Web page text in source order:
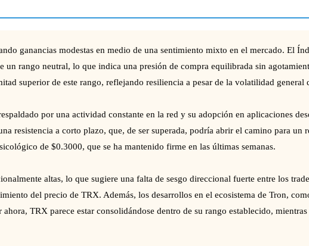
ganancias modestas en medio de una sentimiento mixto en el mercado. El
un rango neutral, lo que indica una presión de compra equilibrada sin
superior de este rango, reflejando resiliencia a pesar de la volatilidad general
por una actividad constante en la red y su adopción en aplicaciones
resistencia a corto plazo, que, de ser superada, podría abrir el camino para
de $0.3000, que se ha mantenido firme en las últimas semanas.
altas, lo que sugiere una falta de sesgo direccional fuerte entre los
del precio de TRX. Además, los desarrollos en el ecosistema de Tron,
TRX parece estar consolidándose dentro de su rango establecido,